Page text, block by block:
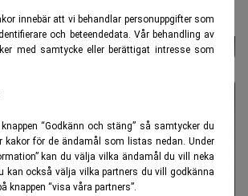
innebär att vi behandlar personuppgifter som
och beteendedata. Vår behandling av
med samtycke eller berättigat intresse som
“Godkänn och stäng” så samtycker du
kakor för de ändamål som listas nedan. Under
kan du välja vilka ändamål du vill neka
kan också välja vilka partners du vill godkänna
knappen “visa våra partners”.
försvinner i oroande takt